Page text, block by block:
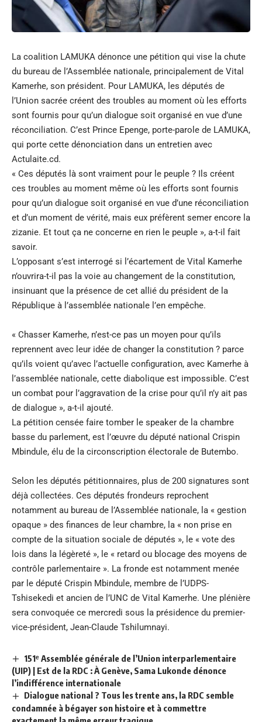
La coalition LAMUKA dénonce une pétition qui vise la chute
du bureau de l’Assemblée nationale, principalement de Vital
Kamerhe, son président. Pour LAMUKA, les députés de
l’Union sacrée créent des troubles au moment où les efforts
sont fournis pour qu’un dialogue soit organisé en vue d’une
réconciliation. C’est Prince Epenge, porte-parole de LAMUKA,
qui porte cette dénonciation dans un entretien avec
Actulaite.cd.
« Ces députés là sont vraiment pour le peuple ? Ils créent
ces troubles au moment même où les efforts sont fournis
pour qu’un dialogue soit organisé en vue d’une réconciliation
et d’un moment de vérité, mais eux préfèrent semer encore la
zizanie. Et tout ça ne concerne en rien le peuple », a-t-il fait
savoir.
L’opposant s’est interrogé si l’écartement de Vital Kamerhe
n’ouvrira-t-il pas la voie au changement de la constitution,
insinuant que la présence de cet allié du président de la
République à l’assemblée nationale l’en empêche.
« Chasser Kamerhe, n’est-ce pas un moyen pour qu’ils
reprennent avec leur idée de changer la constitution ? parce
qu’ils voient qu’avec l’actuelle configuration, avec Kamerhe à
l’assemblée nationale, cette diabolique est impossible. C’est
un combat pour l’aggravation de la crise pour qu’il n’y ait pas
de dialogue », a-t-il ajouté.
La pétition censée faire tomber le speaker de la chambre
basse du parlement, est l’œuvre du député national Crispin
Mbindule, élu de la circonscription électorale de Butembo.
Selon les députés pétitionnaires, plus de 200 signatures sont
déjà collectées. Ces députés frondeurs reprochent
notamment au bureau de l’Assemblée nationale, la « gestion
opaque » des finances de leur chambre, la « non prise en
compte de la situation sociale de députés », le « vote des
lois dans la légèreté », le « retard ou blocage des moyens de
contrôle parlementaire ». La fronde est notamment menée
par le député Crispin Mbindule, membre de l’UDPS-
Tshisekedi et ancien de l’UNC de Vital Kamerhe. Une plénière
sera convoquée ce mercredi sous la présidence du premier-
vice-président, Jean-Claude Tshilumnayi.
151ᵉ Assemblée générale de l’Union interparlementaire
(UIP) | Est de la RDC : À Genève, Sama Lukonde dénonce
l’indifférence internationale
Dialogue national ? Tous les trente ans, la RDC semble
condamnée à bégayer son histoire et à commettre